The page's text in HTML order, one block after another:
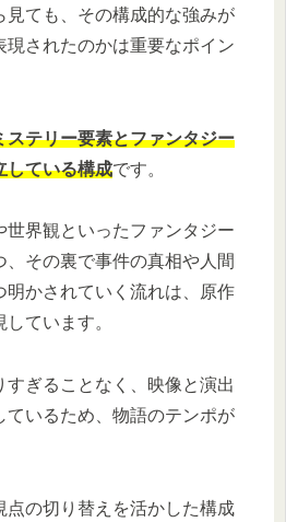
見ても、その構成的な強みが
現されたのかは重要なポイン
ステリー要素とファンタジー
している構成です。
世界観といったファンタジー
、その裏で事件の真相や人間
明かされていく流れは、原作
ています。
すぎることなく、映像と演出
ているため、物語のテンポが
点の切り替えを活かした構成